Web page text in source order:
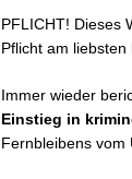
PFLICHT! Dieses
Pflicht am
Immer wieder
Einstieg in
Fernbleibens vom